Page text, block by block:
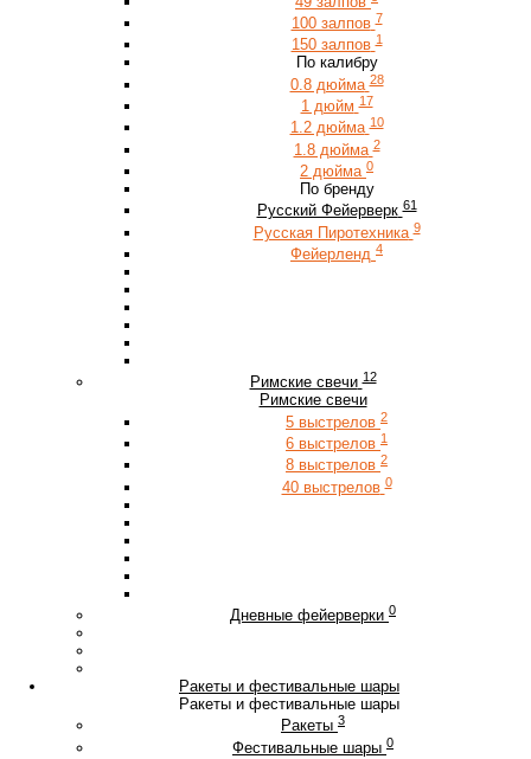
100 залпов 7
150 залпов 1
По калибру
0.8 дюйма 28
1 дюйм 17
1.2 дюйма 10
1.8 дюйма 2
2 дюйма 0
По бренду
Русский Фейерверк 61
Русская Пиротехника 9
Фейерленд 4
Римские свечи 12
Римские свечи
5 выстрелов 2
6 выстрелов 1
8 выстрелов 2
40 выстрелов 0
Дневные фейерверки 0
Ракеты и фестивальные шары
Ракеты и фестивальные шары
Ракеты 3
Фестивальные шары 0